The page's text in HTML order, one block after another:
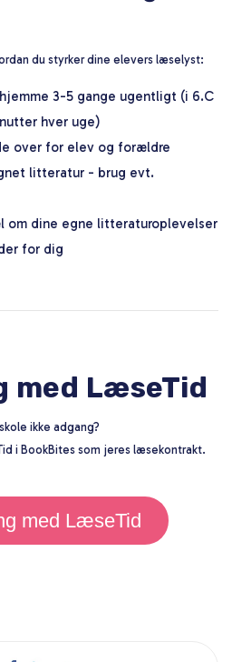
du styrker dine elevers læselyst:
3-5 gange ugentligt (i 6.C
hver uge)
over for elev og forældre
litteratur - brug evt.
om dine egne litteraturoplevelser
for dig
med LæseTid
ikke adgang?
i BookBites som jeres læsekontrakt.
med LæseTid